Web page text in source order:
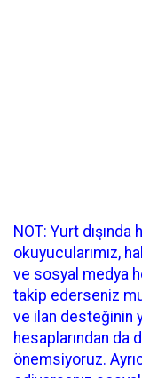
NOT: Yurt
okuyucularımız,
ve sosyal medya
takip ederseniz
ve ilan desteğinin
hesaplarından da
önemsiyoruz.